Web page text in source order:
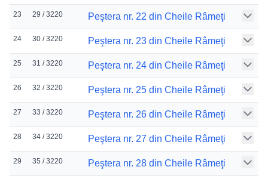
23 29 / 3220 Peştera nr. 22 din Cheile Râmeţi
24 30 / 3220 Peştera nr. 23 din Cheile Râmeţi
25 31 / 3220 Peştera nr. 24 din Cheile Râmeţi
26 32 / 3220 Peştera nr. 25 din Cheile Râmeţi
27 33 / 3220 Peştera nr. 26 din Cheile Râmeţi
28 34 / 3220 Peştera nr. 27 din Cheile Râmeţi
29 35 / 3220 Peştera nr. 28 din Cheile Râmeţi